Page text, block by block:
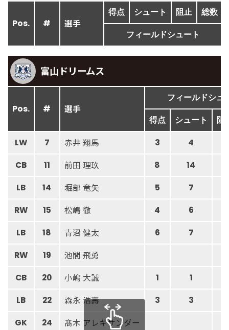
Pos. # 選手
得点 シュート 阻止 総数
フィールドシュート
富山ドリームス
Pos. # 選手
フィールドシュ
得点 シュート 阻
LW 7 赤井 翔馬 3 4
CB 11 前田 理玖 8 14
LB 14 堀部 竜矢 5 7
RW 15 松嶋 徹 4 6
LB 18 青沼 健太 6 7
RW 19 池間 飛勇
CB 20 小嶋 大誠 1 1
LB 22 森永 浩壽 3 3
GK 24 髙木 アレキサンダー